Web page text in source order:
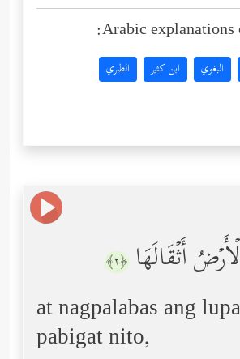
Arabic explanations
البغوي ابن كثير الطبري
أَثۡقَالَهَا ﴿٢﴾
at nagpalabas ang
pabigat nito,